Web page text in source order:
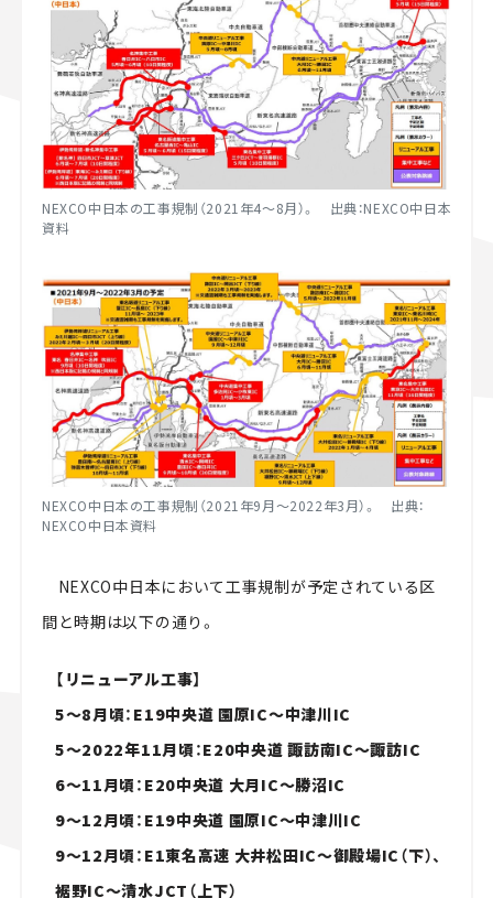
NEXCO中日本の工事規制（2021年4～8月）。 出典：NEXCO中日本
資料
NEXCO中日本の工事規制（2021年9月～2022年3月）。 出典：
NEXCO中日本資料
NEXCO中日本において工事規制が予定されている区
間と時期は以下の通り。
【リニューアル工事】
5～8月頃：E19中央道 園原IC～中津川IC
5～2022年11月頃：E20中央道 諏訪南IC～諏訪IC
6～11月頃：E20中央道 大月IC～勝沼IC
9～12月頃：E19中央道 園原IC～中津川IC
9～12月頃：E1東名高速 大井松田IC～御殿場IC（下）、
裾野IC～清水JCT（上下）